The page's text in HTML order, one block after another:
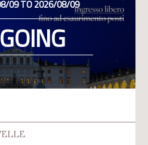
09 TO 2026/08/09